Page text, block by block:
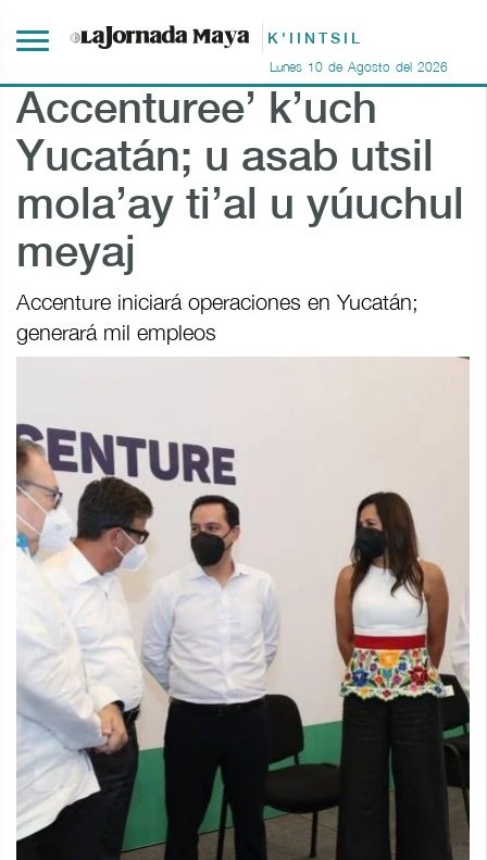
K'IINTSIL
Lunes 10 de Agosto del 2026
Accenturee’ k’uch
Yucatán; u asab utsil
mola’ay ti’al u yúuchul
meyaj
Accenture iniciará operaciones en Yucatán;
generará mil empleos